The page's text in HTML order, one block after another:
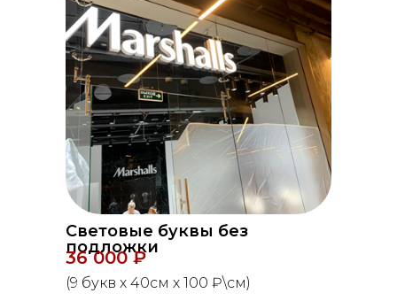
Световые буквы без
подложки
36 000 ₽
(9 букв х 40см х 100 ₽\см)